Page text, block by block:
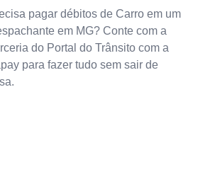
pagar débitos de Carro em um
em MG? Conte com a
do Portal do Trânsito com a
para fazer tudo sem sair de